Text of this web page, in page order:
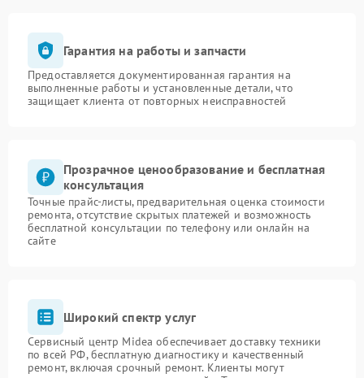
Гарантия на работы и запчасти
Предоставляется документированная гарантия на
выполненные работы и установленные детали, что
защищает клиента от повторных неисправностей
Прозрачное ценообразование и бесплатная
консультация
Точные прайс-листы, предварительная оценка стоимости
ремонта, отсутствие скрытых платежей и возможность
бесплатной консультации по телефону или онлайн на
сайте
Широкий спектр услуг
Сервисный центр Midea обеспечивает доставку техники
по всей РФ, бесплатную диагностику и качественный
ремонт, включая срочный ремонт. Клиенты могут